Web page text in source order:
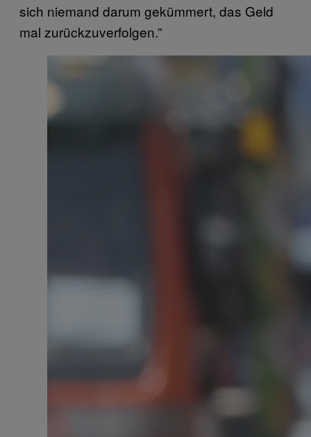
sich niemand darum gekümmert, das Geld
mal zurückzuverfolgen.”